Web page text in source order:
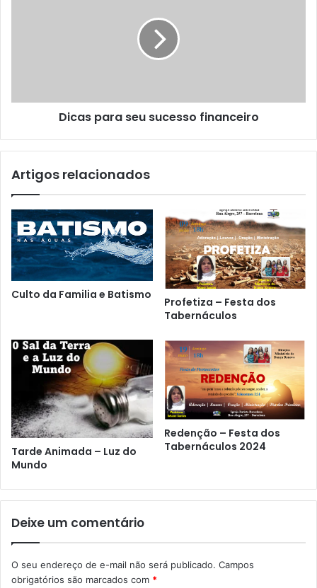
Dicas para seu sucesso financeiro
Artigos relacionados
Culto da Familia e Batismo
Profetiza – Festa dos
Tabernáculos
Tarde Animada – Luz do
Mundo
Redenção – Festa dos
Tabernáculos 2024
Deixe um comentário
O seu endereço de e-mail não será publicado. Campos
obrigatórios são marcados com *